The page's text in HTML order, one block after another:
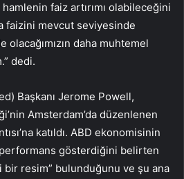
faiz artırımı olabileceğini
faizini mevcut seviyesinde
daha muhtemel
dedi.
Başkanı Jerome Powell,
Amsterdam’da düzenlenen
katıldı. ABD ekonomisinin
gösterdiğini belirten
bir resim” bulunduğunu ve şu ana